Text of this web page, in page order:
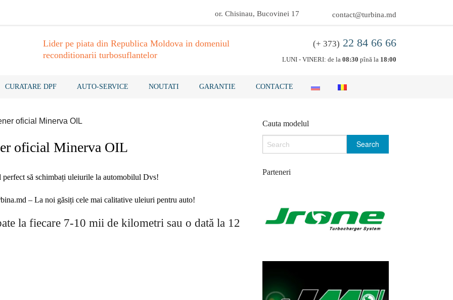
or. Chisinau, Bucovinei 17 contact@turbina.md
Lider pe piata din Republica Moldova in domeniul
reconditionarii turbosuflantelor
(+ 373) 22 84 66 66
LUNI - VINERI: de la 08:30 pînă la 18:00
CURATARE DPF AUTO-SERVICE NOUTATI GARANTIE CONTACTE
oficial Minerva OIL
oficial Minerva OIL
să schimbați uleiurile la automobilul Dvs!
– La noi găsiți cele mai calitative uleiuri pentru auto!
la fiecare 7-10 mii de kilometri sau o dată la 12
Cauta modelul
Parteneri